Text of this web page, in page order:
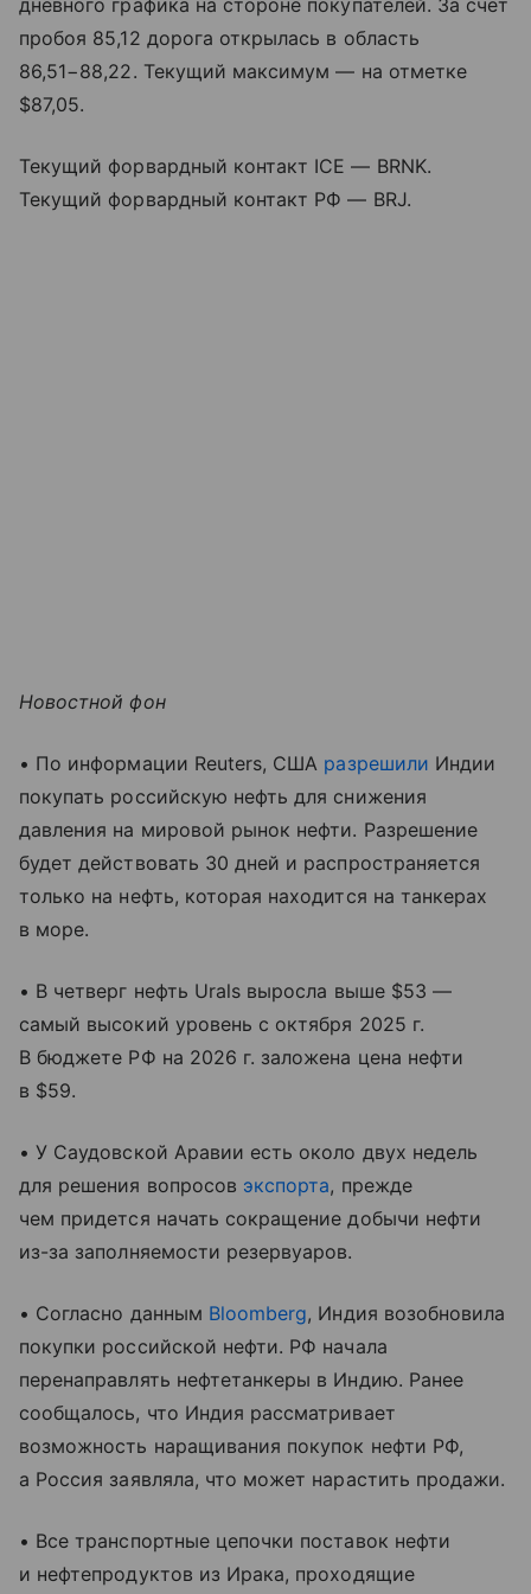
дневного графика на стороне покупателей. За счет
пробоя 85,12 дорога открылась в область
86,51−88,22. Текущий максимум — на отметке
$87,05.
Текущий форвардный контакт ICE — BRNK.
Текущий форвардный контакт РФ — BRJ.
Новостной фон
• По информации Reuters, США разрешили Индии
покупать российскую нефть для снижения
давления на мировой рынок нефти. Разрешение
будет действовать 30 дней и распространяется
только на нефть, которая находится на танкерах
в море.
• В четверг нефть Urals выросла выше $53 —
самый высокий уровень с октября 2025 г.
В бюджете РФ на 2026 г. заложена цена нефти
в $59.
• У Саудовской Аравии есть около двух недель
для решения вопросов экспорта, прежде
чем придется начать сокращение добычи нефти
из-за заполняемости резервуаров.
• Согласно данным Bloomberg, Индия возобновила
покупки российской нефти. РФ начала
перенаправлять нефтетанкеры в Индию. Ранее
сообщалось, что Индия рассматривает
возможность наращивания покупок нефти РФ,
а Россия заявляла, что может нарастить продажи.
• Все транспортные цепочки поставок нефти
и нефтепродуктов из Ирака, проходящие